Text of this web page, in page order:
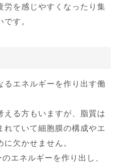
労を感じやすくなったり集
す。
るエネルギーを作り出す働
える方もいますが、脂質は
れていて細胞膜の構成やエ
欠かせません。
エネルギーを作り出し、